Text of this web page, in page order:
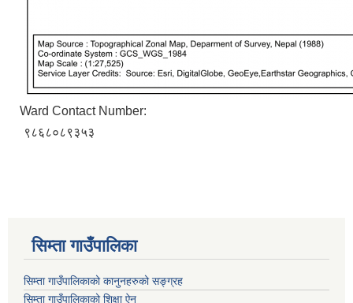
Ward Contact Number:
९८६८०८९३५३
सिम्ता गाउँपालिका
सिम्ता गाउँपालिकाको कानुनहरुको सङ्ग्रह
सिम्ता गाउँपालिकाको शिक्षा ऐन